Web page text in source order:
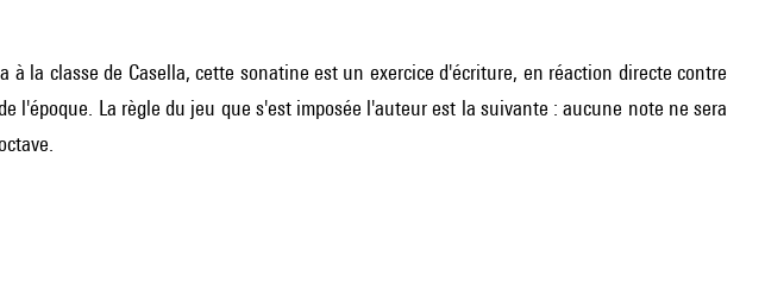
à la classe de Casella, cette sonatine est un exercice d'écriture, en réaction directe contre
l'époque. La règle du jeu que s'est imposée l'auteur est la suivante : aucune note ne sera